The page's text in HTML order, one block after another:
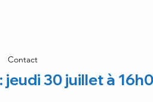
Contact
30 juillet à